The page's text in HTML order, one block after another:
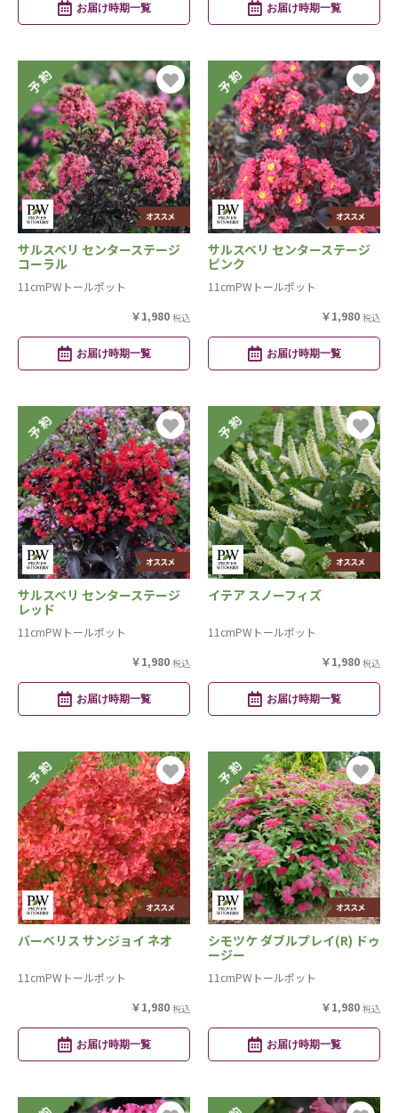
お届け時期一覧 お届け時期一覧
サルスベリ センターステージ
コーラル
11cmPWトールポット
￥1,980 税込
お届け時期一覧
サルスベリ センターステージ
ピンク
11cmPWトールポット
￥1,980 税込
お届け時期一覧
サルスベリ センターステージ
レッド
11cmPWトールポット
￥1,980 税込
お届け時期一覧
イテア スノーフィズ
11cmPWトールポット
￥1,980 税込
お届け時期一覧
バーベリス サンジョイ ネオ
11cmPWトールポット
￥1,980 税込
お届け時期一覧
シモツケ ダブルプレイ(R) ドゥ
ージー
11cmPWトールポット
￥1,980 税込
お届け時期一覧